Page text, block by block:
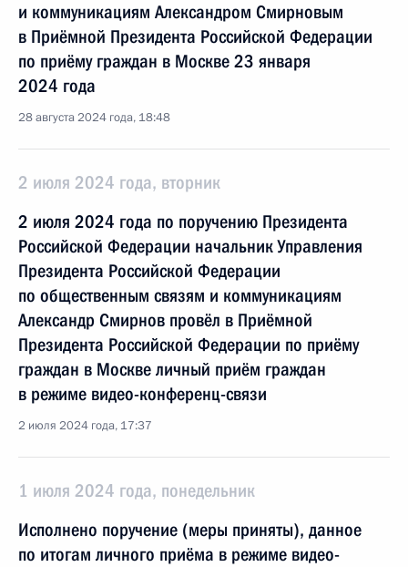
и коммуникациям Александром Смирновым
в Приёмной Президента Российской Федерации
по приёму граждан в Москве 23 января
2024 года
28 августа 2024 года, 18:48
2 июля 2024 года, вторник
2 июля 2024 года по поручению Президента
Российской Федерации начальник Управления
Президента Российской Федерации
по общественным связям и коммуникациям
Александр Смирнов провёл в Приёмной
Президента Российской Федерации по приёму
граждан в Москве личный приём граждан
в режиме видео-конференц-связи
2 июля 2024 года, 17:37
1 июля 2024 года, понедельник
Исполнено поручение (меры приняты), данное
по итогам личного приёма в режиме видео-